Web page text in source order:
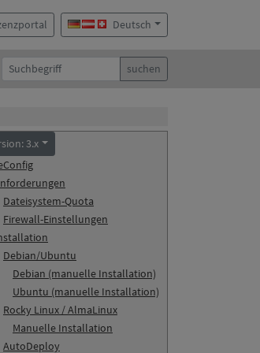
Deutsch
suchen
3.x
Dateisystem-Quota
Firewall-Einstellungen
Debian/Ubuntu
Debian (manuelle Installation)
Ubuntu (manuelle Installation)
Rocky Linux / AlmaLinux
Manuelle Installation
AutoDeploy